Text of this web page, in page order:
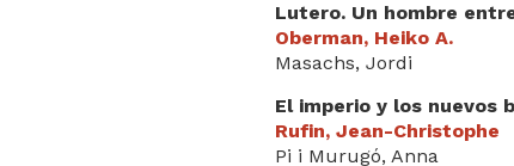
Lutero. Un hombre
Oberman, Heiko A.
Masachs, Jordi
El imperio y los nuevos
Rufin, Jean-Christophe
Pi i Murugó, Anna